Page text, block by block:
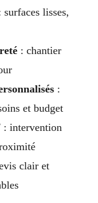
lisses,
: chantier
:
et budget
: intervention
clair et